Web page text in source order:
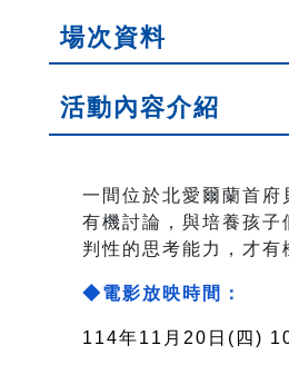
場次資料
活動內容介紹
一間位於北愛爾蘭首
有機討論，與培養孩
判性的思考能力，才有
◆電影放映時間：
114年11月20日(四)